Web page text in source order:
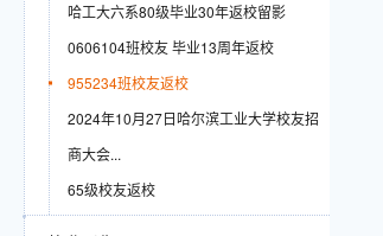
哈工大六系80级毕业30年返校留影
0606104班校友 毕业13周年返校
955234班校友返校
2024年10月27日哈尔滨工业大学校友招
商大会...
65级校友返校